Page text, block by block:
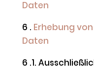
Daten
6 . Erhebung
Daten
6 .1.